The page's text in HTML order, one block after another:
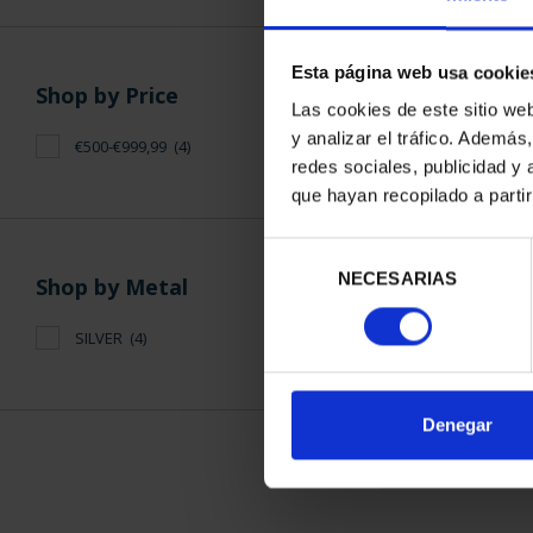
Esta página web usa
Las cookies de este sitio
y analizar el tráfico.
redes sociales, publicidad y
que hayan recopilado a
consentimiento
NECESARIAS
Denegar
Shop by Price
€500-€999,99 (4)
Shop by Metal
SILVER (4)
OF
Only for
SORT BY: